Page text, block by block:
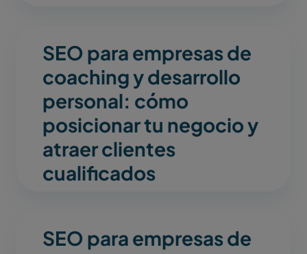
SEO para empresas de
coaching y desarrollo
personal: cómo
posicionar tu negocio y
atraer clientes
cualificados
SEO para empresas de